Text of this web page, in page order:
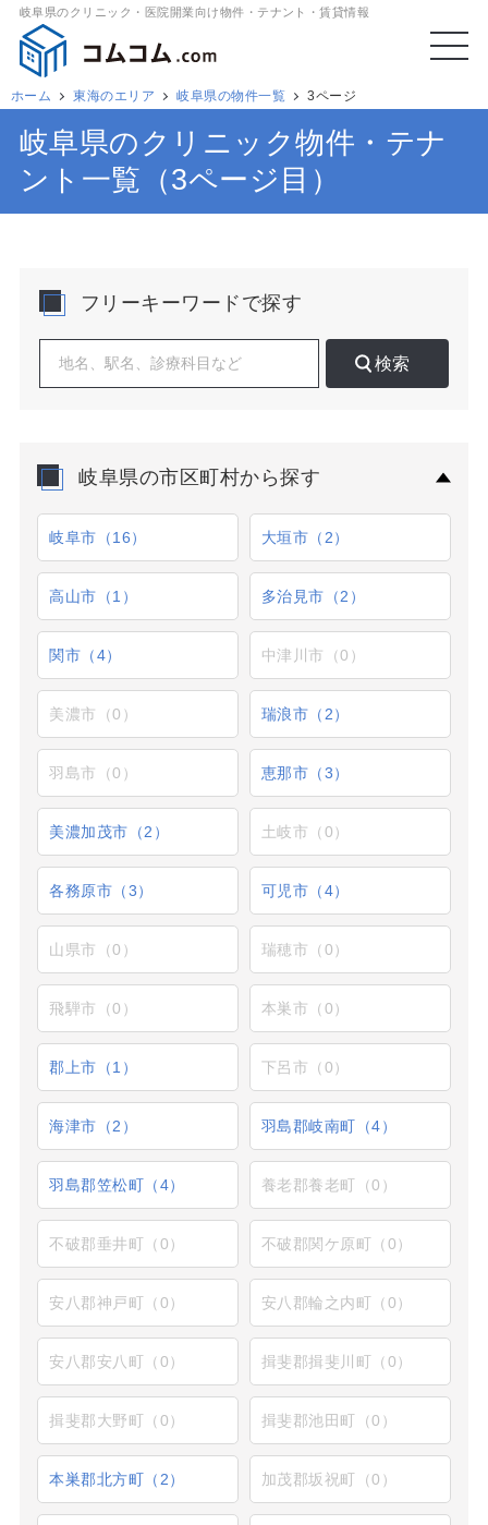
岐阜県のクリニック・医院開業向け物件・テナント・賃貸情報
ホーム 東海のエリア 岐阜県の物件一覧 3ページ
岐阜県のクリニック物件・テナ
ント一覧（3ページ目）
フリーキーワードで探す
検索
岐阜県の市区町村から探す
岐阜市（16） 大垣市（2）
高山市（1） 多治見市（2）
関市（4） 中津川市（0）
美濃市（0） 瑞浪市（2）
羽島市（0） 恵那市（3）
美濃加茂市（2） 土岐市（0）
各務原市（3） 可児市（4）
山県市（0） 瑞穂市（0）
飛騨市（0） 本巣市（0）
郡上市（1） 下呂市（0）
海津市（2） 羽島郡岐南町（4）
羽島郡笠松町（4） 養老郡養老町（0）
不破郡垂井町（0） 不破郡関ケ原町（0）
安八郡神戸町（0） 安八郡輪之内町（0）
安八郡安八町（0） 揖斐郡揖斐川町（0）
揖斐郡大野町（0） 揖斐郡池田町（0）
本巣郡北方町（2） 加茂郡坂祝町（0）